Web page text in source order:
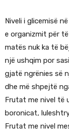
Niveli i glicemisë
e organizmit për
matës nuk ka të
një ushqim por
gjatë ngrënies së
dhe më shpejtë
Frutat me nivel të
boronicat,
Frutat me nivel